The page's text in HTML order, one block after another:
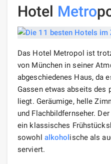
Hotel Metro
Das Hotel Metropol ist
von München in seiner
abgeschiedenes Haus, da
Gassen etwas abseits des
liegt. Geräumige, helle
und Flachbildfernseher.
ein klassisches
sowohl alkoholische als
serviert.